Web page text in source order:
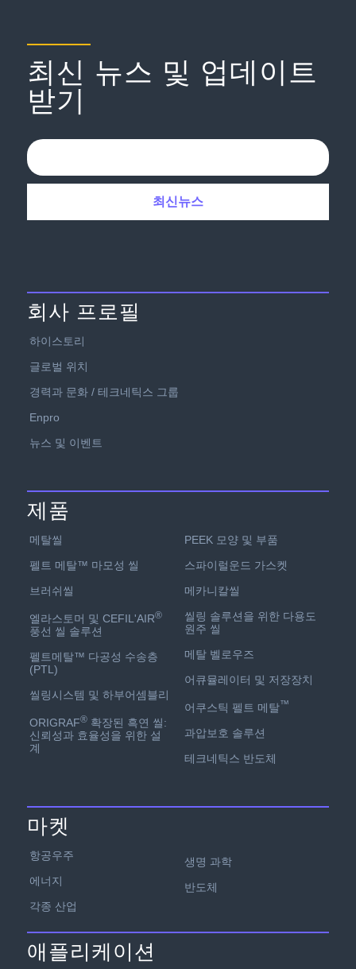
최신 뉴스 및 업데이트
받기
회사 프로필
하이스토리
글로벌 위치
경력과 문화 / 테크네틱스 그룹
Enpro
뉴스 및 이벤트
제품
메탈씰
펠트 메탈™ 마모성 씰
브러쉬씰
엘라스토머 및 CEFIL'AIR®
풍선 씰 솔루션
펠트메탈™ 다공성 수송층
(PTL)
씰링시스템 및 하부어셈블리
ORIGRAF®확장된 흑연 씰:
신뢰성과 효율성을 위한 설
계
PEEK 모양 및 부품
스파이럴운드 가스켓
메카니칼씰
씰링 솔루션을 위한 다용도
원주 씰
메탈 벨로우즈
어큐뮬레이터 및 저장장치
어쿠스틱 펠트 메탈™
과압보호 솔루션
테크네틱스 반도체
마켓
항공우주
에너지
각종 산업
생명 과학
반도체
애플리케이션